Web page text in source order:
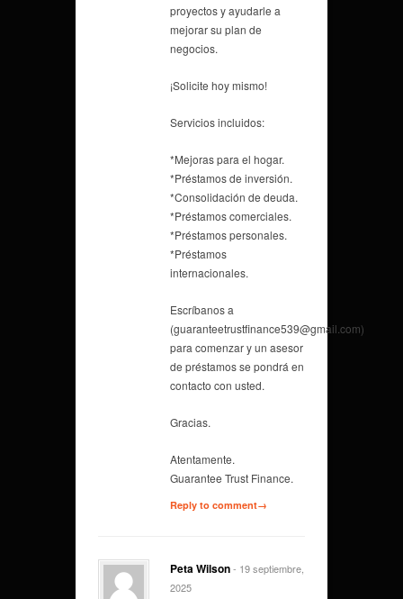
proyectos y ayudarle a
mejorar su plan de
negocios.
¡Solicite hoy mismo!
Servicios incluidos:
*Mejoras para el hogar.
*Préstamos de inversión.
*Consolidación de deuda.
*Préstamos comerciales.
*Préstamos personales.
*Préstamos
internacionales.
Escríbanos a
(guaranteetrustfinance539@gmail.com)
para comenzar y un asesor
de préstamos se pondrá en
contacto con usted.
Gracias.
Atentamente.
Guarantee Trust Finance.
Reply to comment→
Peta Wilson- 19 septiembre,
2025